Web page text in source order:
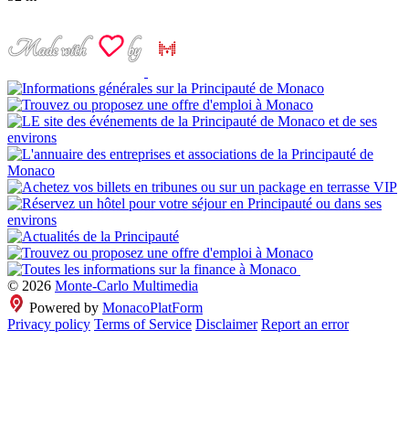
© 2026 Monte-Carlo Multimedia
Powered by MonacoPlatForm
Privacy policy Terms of Service Disclaimer Report an error